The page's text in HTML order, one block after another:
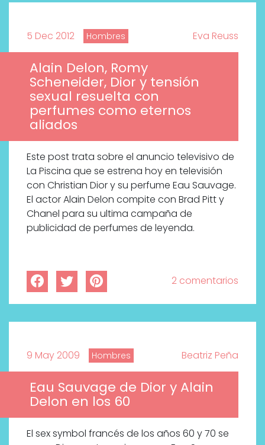
5 Dec 2012 Hombres Eva Reuss
Alain Delon, Romy
Scheneider, Dior y tensión
sexual resuelta con
perfumes como eternos
aliados
Este post trata sobre el anuncio televisivo de
La Piscina que se estrena hoy en televisión
con Christian Dior y su perfume Eau Sauvage.
El actor Alain Delon compite con Brad Pitt y
Chanel para su ultima campaña de
publicidad de perfumes de leyenda.
2 comentarios
9 May 2009 Hombres Beatriz Peña
Eau Sauvage de Dior y Alain
Delon en los 60
El sex symbol francés de los años 60 y 70 se